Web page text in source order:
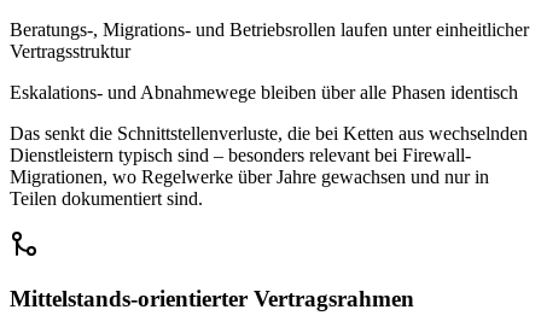
Beratungs-, Migrations- und Betriebsrollen laufen unter einheitlicher
Vertragsstruktur
Eskalations- und Abnahmewege bleiben über alle Phasen identisch
Das senkt die Schnittstellenverluste, die bei Ketten aus wechselnden
Dienstleistern typisch sind – besonders relevant bei Firewall-
Migrationen, wo Regelwerke über Jahre gewachsen und nur in
Teilen dokumentiert sind.
Mittelstands-orientierter Vertragsrahmen